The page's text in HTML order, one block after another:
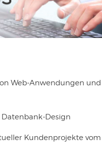
Web-Anwendungen
Datenbank-Design
Kundenprojekte